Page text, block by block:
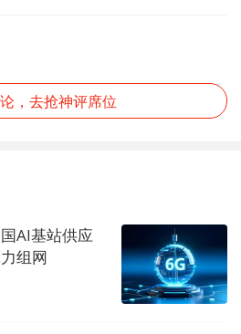
，去抢神评席位
AI基站供应
组网